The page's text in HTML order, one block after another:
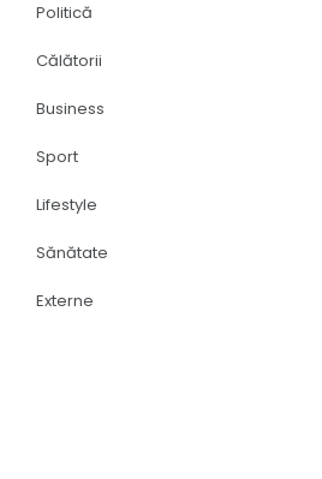
Politică
Călătorii
Business
Sport
Lifestyle
Sănătate
Externe